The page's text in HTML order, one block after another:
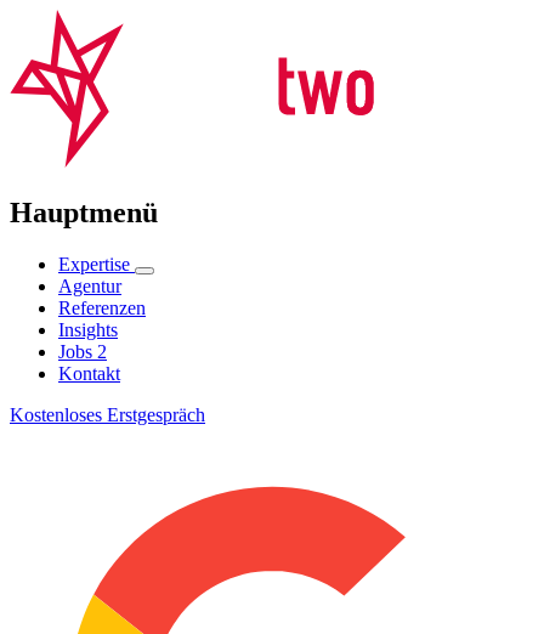
Hauptmenü
Expertise
Agentur
Referenzen
Insights
Jobs 2
Kontakt
Kostenloses Erstgespräch